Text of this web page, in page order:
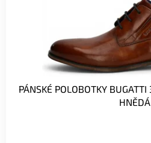
PÁNSKÉ POLOBOTKY
HNĚDÁ